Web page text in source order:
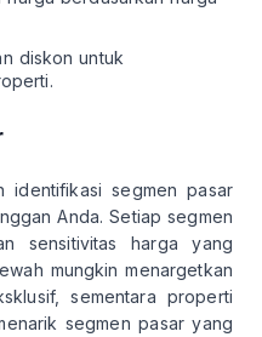
diskon untuk
identifikasi segmen pasar
Anda. Setiap segmen
sensitivitas harga yang
mungkin menargetkan
sementara properti
segmen pasar yang